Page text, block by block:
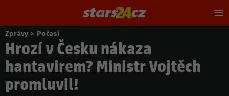
Nacházíte
se
zde:
Zprávy > Počasí
Hrozí v Česku nákaza
hantavirem? Ministr Vojtěch
promluvil!